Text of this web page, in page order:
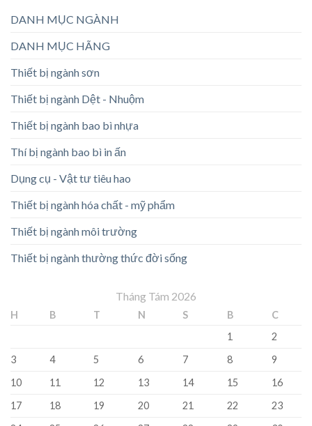
DANH MỤC NGÀNH
DANH MỤC HÃNG
Thiết bị ngành sơn
Thiết bị ngành Dệt - Nhuộm
Thiết bị ngành bao bì nhựa
Thí bị ngành bao bì in ấn
Dụng cụ - Vật tư tiêu hao
Thiết bị ngành hóa chất - mỹ phẩm
Thiết bị ngành môi trường
Thiết bị ngành thường thức đời sống
Tháng Tám 2026
H B T N S B
C
1
2
3
4 5 6 7 8
9
10
11 12 13 14 15
16
17
18 19 20 21 22
23